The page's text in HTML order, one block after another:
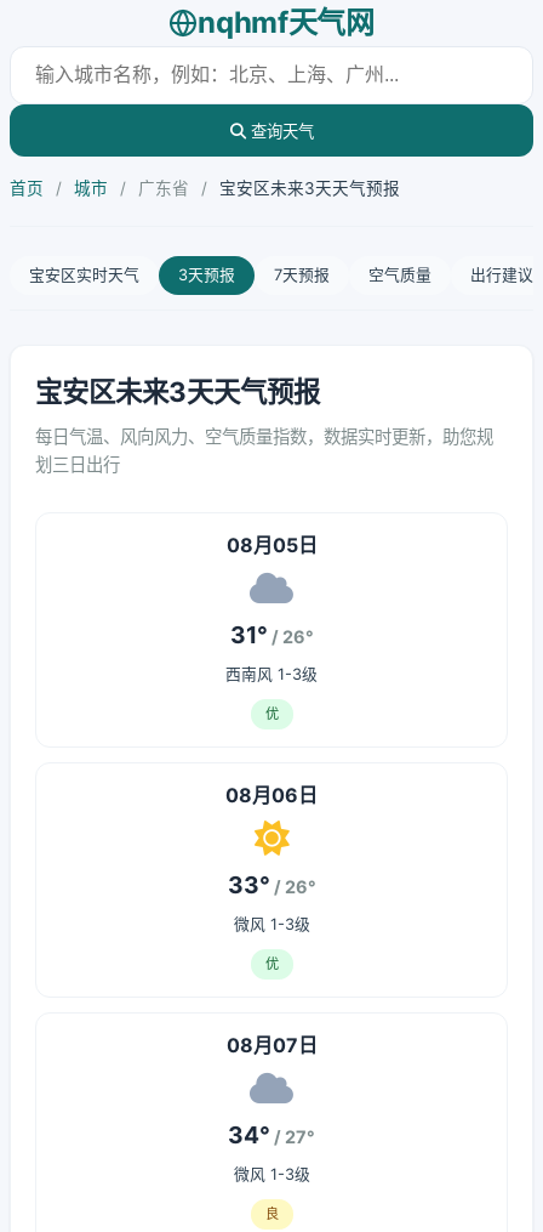
nqhmf天气网
查询天气
首页 / 城市 / 广东省 / 宝安区未来3天天气预报
宝安区实时天气 3天预报 7天预报 空气质量 出行建议
宝安区未来3天天气预报
每日气温、风向风力、空气质量指数，数据实时更新，助您规
划三日出行
08月05日
31° / 26°
西南风 1-3级
优
08月06日
33° / 26°
微风 1-3级
优
08月07日
34° / 27°
微风 1-3级
良